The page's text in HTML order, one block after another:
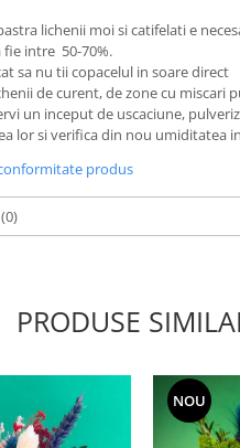
lichenii moi si catifelati e
fie intre 50-70%.
sa nu tii copacelul in soare direct
de curent, de zone cu miscari
un inceput de uscaciune,
lor si verifica din nou umiditatea
produs
(0)
PRODUSE
NOU